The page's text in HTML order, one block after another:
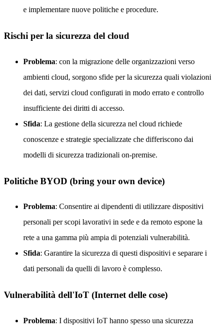
e implementare nuove politiche e procedure.
Rischi per la sicurezza del cloud
Problema: con la migrazione delle organizzazioni verso
ambienti cloud, sorgono sfide per la sicurezza quali violazioni
dei dati, servizi cloud configurati in modo errato e controllo
insufficiente dei diritti di accesso.
Sfida: La gestione della sicurezza nel cloud richiede
conoscenze e strategie specializzate che differiscono dai
modelli di sicurezza tradizionali on-premise.
Politiche BYOD (bring your own device)
Problema: Consentire ai dipendenti di utilizzare dispositivi
personali per scopi lavorativi in sede e da remoto espone la
rete a una gamma più ampia di potenziali vulnerabilità.
Sfida: Garantire la sicurezza di questi dispositivi e separare i
dati personali da quelli di lavoro è complesso.
Vulnerabilità dell'IoT (Internet delle cose)
Problema: I dispositivi IoT hanno spesso una sicurezza